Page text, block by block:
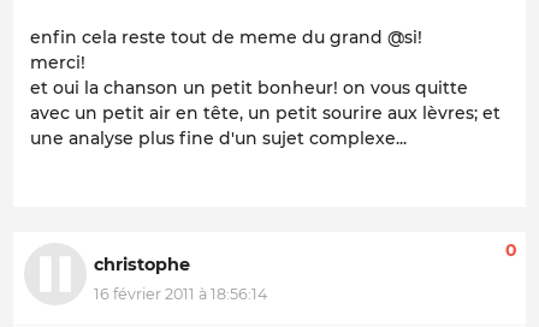
enfin cela reste tout de meme du grand @si!
merci!
et oui la chanson un petit bonheur! on vous quitte
avec un petit air en tête, un petit sourire aux lèvres; et
une analyse plus fine d'un sujet complexe...
christophe
16 février 2011 à 18:56:14
0